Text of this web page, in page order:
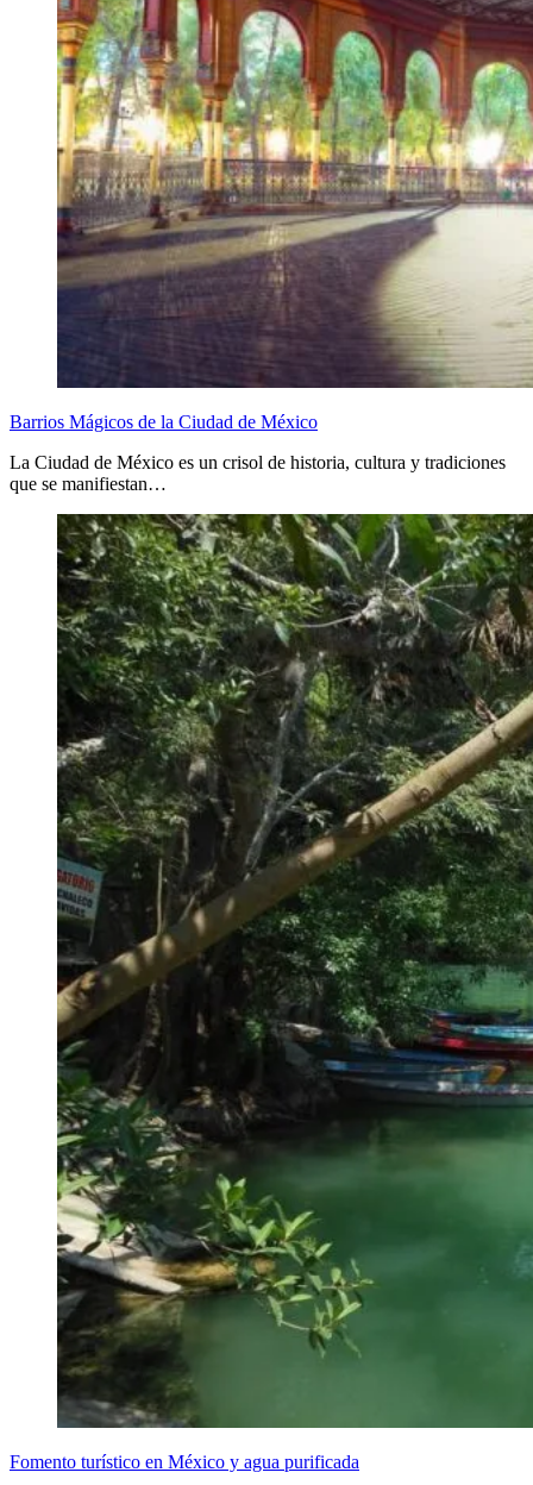
Barrios Mágicos de la Ciudad de México
La Ciudad de México es un crisol de historia, cultura y tradiciones
que se manifiestan…
Fomento turístico en México y agua purificada